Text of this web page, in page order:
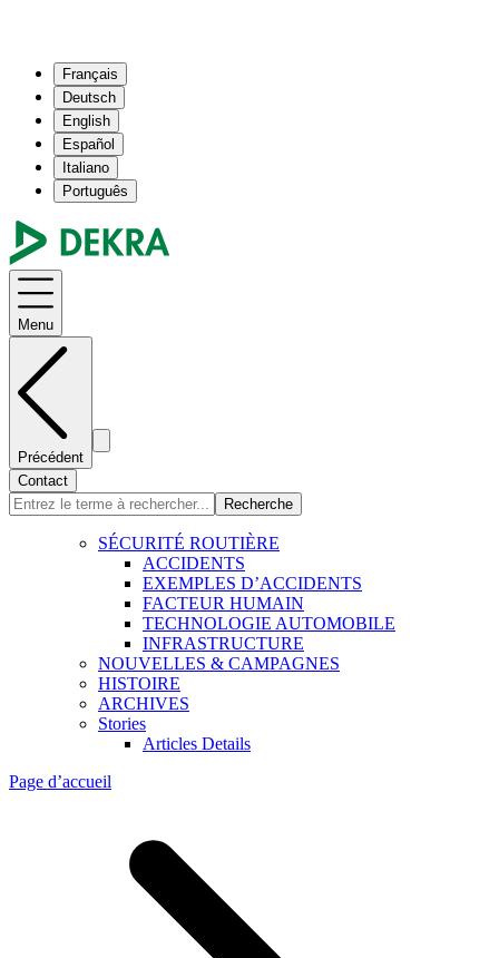
Français
Deutsch
English
Español
Italiano
Português
Menu
Précédent
Contact
Recherche
SÉCURITÉ ROUTIÈRE
ACCIDENTS
EXEMPLES D’ACCIDENTS
FACTEUR HUMAIN
TECHNOLOGIE AUTOMOBILE
INFRASTRUCTURE
NOUVELLES & CAMPAGNES
HISTOIRE
ARCHIVES
Stories
Articles Details
Page d’accueil